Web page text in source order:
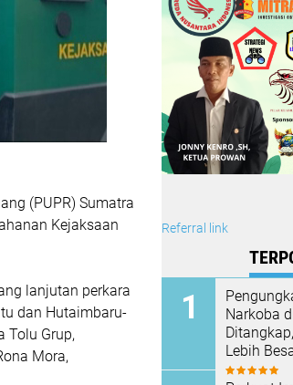
(PUPR) Sumatra
Kejaksaan
lanjutan perkara
dan Hutaimbaru-
Tolu Grup,
Mora,
Referral link
Narkoba
Lebih